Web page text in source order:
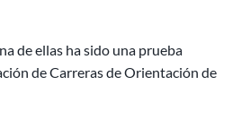
de ellas ha sido una prueba
de Carreras de Orientación de